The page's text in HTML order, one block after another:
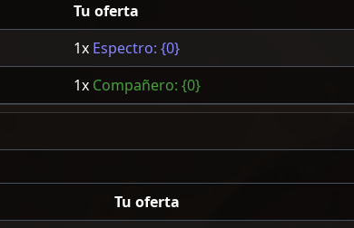
Tu oferta
1x Espectro: {0}
1x Compañero: {0}
Tu oferta